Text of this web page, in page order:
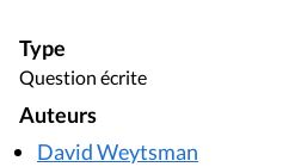
Type
Question écrite
Auteurs
David Weytsman